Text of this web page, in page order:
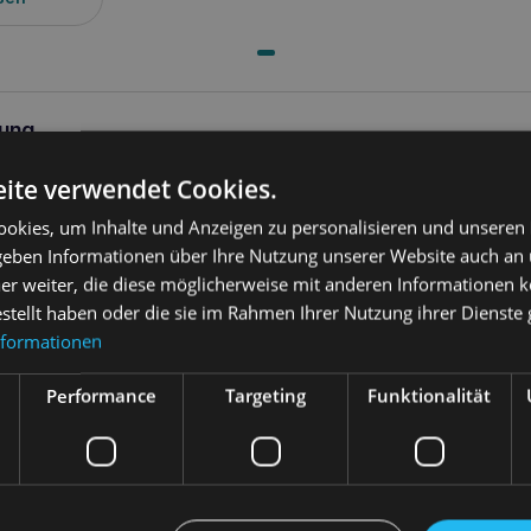
d Katze 1,5 kg Huhn ist ein diätetisches Alleinfuttermittel für
mellitus wichtig ist. Dieses Futter ist fettarm und enthält wenig
Katzen eignet, die eine spezielle Ernährung benötigen.
für die Gesundheit Ihrer Katze
d Katze 1,5kg Huhn
d Katze 1,5kg Huhn bietet umfassende Vorteile für die
verwendet Cookies.
um Inhalte und Anzeigen zu personalisieren und
Informationen über Ihre Nutzung unserer Website auch an
weiter, die diese möglicherweise mit anderen Informationen
haben oder die sie im Rahmen Ihrer Nutzung ihrer Dienste
Performance Targeting Funktionalität